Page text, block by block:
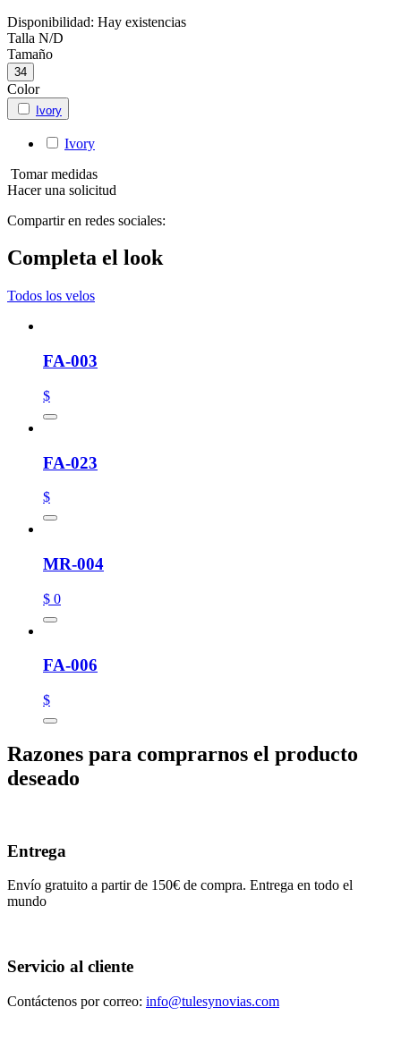
Disponibilidad: Hay existencias
Talla N/D
Tamaño
34
Color
Ivory
Ivory
Tomar medidas
Hacer una solicitud
Compartir en redes sociales:
Completa el look
Todos los velos
FA-003
$
FA-023
$
MR-004
$ 0
FA-006
$
Razones para comprarnos el producto
deseado
Entrega
Envío gratuito a partir de 150€ de compra. Entrega en todo el
mundo
Servicio al cliente
Contáctenos por correo: info@tulesynovias.com